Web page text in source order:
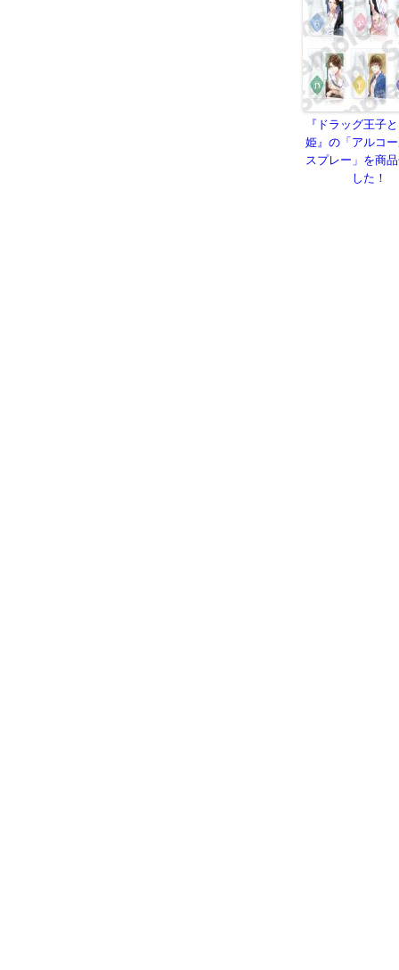
『ドラッグ王子
姫』の「アルコ
スプレー」を商
した！